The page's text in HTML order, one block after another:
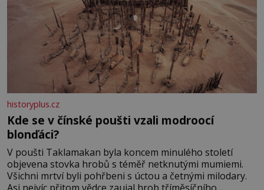
historyplus.cz
Kde se v čínské poušti vzali modroocí
blonďáci?
V poušti Taklamakan byla koncem minulého století
objevena stovka hrobů s téměř netknutými mumiemi.
Všichni mrtví byli pohřbeni s úctou a četnými milodary.